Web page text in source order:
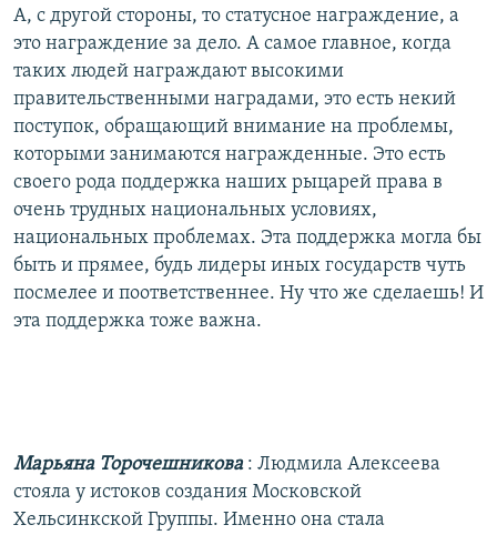
А, с другой стороны, то статусное награждение, а
это награждение за дело. А самое главное, когда
таких людей награждают высокими
правительственными наградами, это есть некий
поступок, обращающий внимание на проблемы,
которыми занимаются награжденные. Это есть
своего рода поддержка наших рыцарей права в
очень трудных национальных условиях,
национальных проблемах. Эта поддержка могла бы
быть и прямее, будь лидеры иных государств чуть
посмелее и поответственнее. Ну что же сделаешь! И
эта поддержка тоже важна.
Марьяна Торочешникова : Людмила Алексеева
стояла у истоков создания Московской
Хельсинкской Группы. Именно она стала